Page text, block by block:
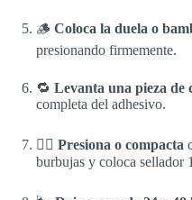
🪵 Coloca la duela o
presionando firmemente.
🔁 Levanta una pieza de
completa del adhesivo.
🧍‍♂️ Presiona o compacta
burbujas y coloca sellador